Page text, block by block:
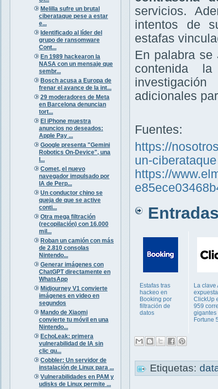
Melilla sufre un brutal
ciberataque pese a estar
e...
Identificado al líder del
grupo de ransomware
Cont...
En 1989 hackearon la
NASA con un mensaje que
sembr...
Bosch acusa a Europa de
frenar el avance de la int...
29 moderadores de Meta
en Barcelona denuncian
tort...
El iPhone muestra
anuncios no deseados:
Apple Pay ...
Google presenta "Gemini
Robotics On-Device", una
I...
Comet, el nuevo
navegador impulsado por
IA de Perp...
Un conductor chino se
queja de que se active
conti...
Otra mega filtración
(recopilación) con 16.000
mil...
Roban un camión con más
de 2.810 consolas
Nintendo...
Generar imágenes con
ChatGPT directamente en
WhatsApp
Midjourney V1 convierte
imágenes en video en
segundos
Mando de Xiaomi
convierte tu móvil en una
Nintendo...
EchoLeak: primera
vulnerabilidad de IA sin
clic qu...
Cobbler: Un servidor de
instalación de Linux para ...
Vulnerabilidades en PAM y
udisks de Linux permite ...
servicios.
intentos de
estafas
En palabra se
contenida la
adicionales
Fuentes:
https://
un-ciberataque
https://
Entradas
Estafas tras
hackeo en
Booking por
filtración de
datos
La clave
ClickUp
959
gigantes
Fortune
Etiquetas: